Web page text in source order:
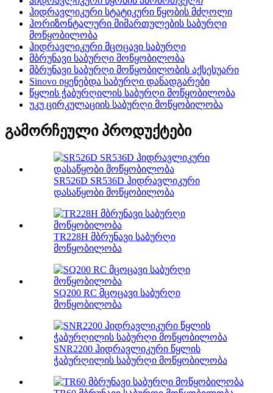
ჰიდრავლიკური სტატიკური წყობის მძღოლი
ჰორიზონტალური მიმართულების საბურღი
მოწყობილობა
ჰიდრავლიკური მცოცავი საბურღი
მბრუნავი საბურღი მოწყობილობა
მბრუნავი საბურღი მოწყობილობის აქსესუარი
Sinovo იყენებდა საბურღი დანადგარები
წყლის ჭაბურღილის საბურღი მოწყობილობა
უკუ ცირკულაციის საბურღი მოწყობილობა
გამორჩეული პროდუქტები
SR526D SR536D ჰიდრავლიკური
დასაწყობი მოწყობილობა
TR228H მბრუნავი საბურღი
მოწყობილობა
SQ200 RC მცოცავი საბურღი
მოწყობილობა
SNR2200 ჰიდრავლიკური წყლის
ჭაბურღილის საბურღი მოწყობილობა